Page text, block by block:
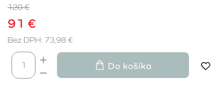
91 €
120 €
Bez DPH: 73,98 €
Do košíka